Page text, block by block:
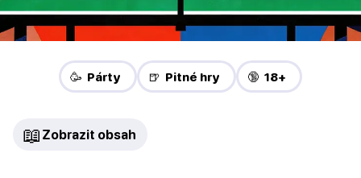
🥳 Párty 🍺 Pitné hry 🔞 18+
📖 Zobrazit obsah